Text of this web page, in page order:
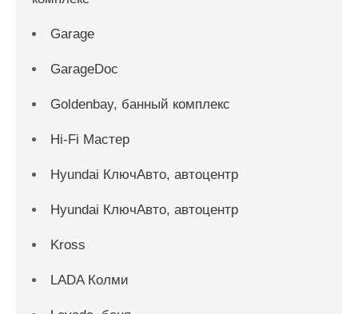
Garage
GarageDoc
Goldenbay, банный комплекс
Hi-Fi Мастер
Hyundai КлючАвто, автоцентр
Hyundai КлючАвто, автоцентр
Kross
LADA Колми